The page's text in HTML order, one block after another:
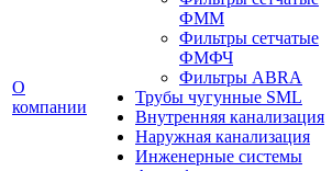
О
компании
ФММ
Фильтры сетчатые
ФМФЧ
Фильтры ABRA
Трубы чугунные SML
Внутренняя канализация
Наружная канализация
Инженерные системы